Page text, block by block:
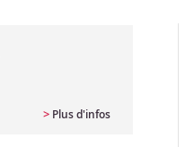
> Plus d'infos